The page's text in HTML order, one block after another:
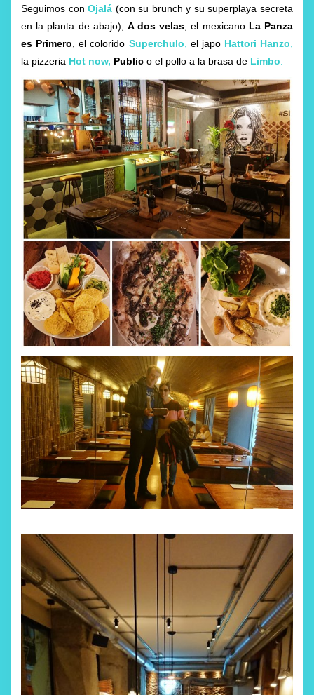
Seguimos conOjalá (con su brunch y su superplaya secreta
en la planta de abajo), A dos velas , el mexicano La Panza
es Primero , el colorido Superchulo el japoHattori Hanzo
la pizzeria Hot now, Public o el pollo a la brasa de Limbo